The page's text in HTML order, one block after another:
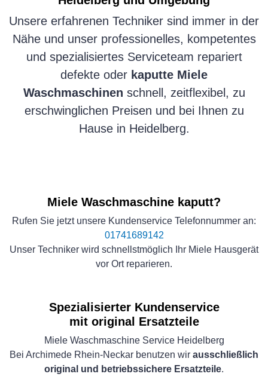
Unsere erfahrenen Techniker sind immer in der
Nähe und unser professionelles, kompetentes
und spezialisiertes Serviceteam repariert
defekte oder kaputte Miele
Waschmaschinen schnell, zeitflexibel, zu
erschwinglichen Preisen und bei Ihnen zu
Hause in Heidelberg.
Miele Waschmaschine kaputt?
Rufen Sie jetzt unsere Kundenservice Telefonnummer an:
01741689142
Unser Techniker wird schnellstmöglich Ihr Miele Hausgerät
vor Ort reparieren.
Spezialisierter Kundenservice
mit original Ersatzteile
Miele Waschmaschine Service Heidelberg
Bei Archimede Rhein-Neckar benutzen wir ausschließlich
original und betriebssichere Ersatzteile.